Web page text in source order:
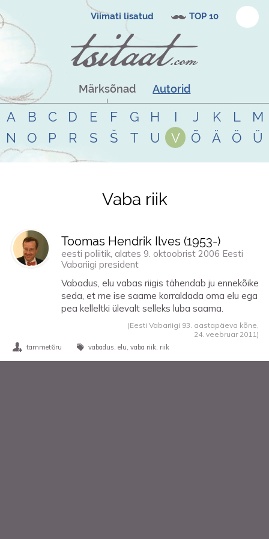
Viimati lisatud TOP 10
Märksõnad Autorid
A B C D E F G H I J K L
M
N
O P R S Š T U V Õ Ä Ö Ü
Tsitaadid teemalvaba riik
Vaba riik
Toomas Hendrik Ilves (1953-)
eesti poliitik, alates 9. oktoobrist 2006 Eesti
Vabariigi president
Vabadus, elu vabas riigis tähendab ju ennekõike
seda, et me ise saame korraldada oma elu ega
pea kelleltki ülevalt selleks luba saama.
(Eesti Vabariigi 93. aastapäeva kõne,
24. veebruar 2011 )
tammet6ru vabadus elu vaba riik riik